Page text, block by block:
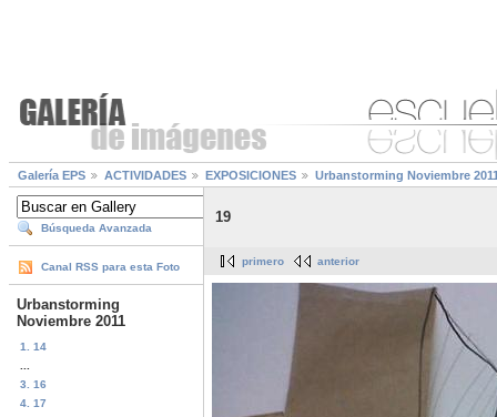
Galería EPS ACTIVIDADES EXPOSICIONES Urbanstorming Noviembre
Búsqueda Avanzada
Canal RSS para esta Foto
Urbanstorming
Noviembre 2011
1. 14
3. 16
4. 17
19
primero anterior